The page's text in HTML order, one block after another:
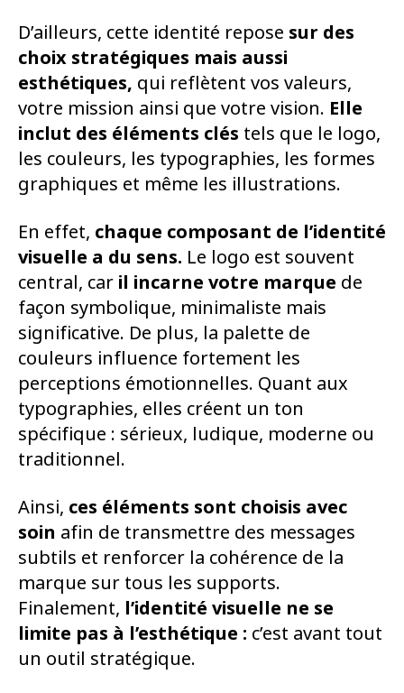
D’ailleurs, cette identité repose sur des
choix stratégiques mais aussi
esthétiques, qui reflètent vos valeurs,
votre mission ainsi que votre vision. Elle
inclut des éléments clés tels que le logo,
les couleurs, les typographies, les formes
graphiques et même les illustrations.
En effet, chaque composant de l’identité
visuelle a du sens. Le logo est souvent
central, car il incarne votre marque de
façon symbolique, minimaliste mais
significative. De plus, la palette de
couleurs influence fortement les
perceptions émotionnelles. Quant aux
typographies, elles créent un ton
spécifique : sérieux, ludique, moderne ou
traditionnel.
Ainsi, ces éléments sont choisis avec
soin afin de transmettre des messages
subtils et renforcer la cohérence de la
marque sur tous les supports.
Finalement, l’identité visuelle ne se
limite pas à l’esthétique : c’est avant tout
un outil stratégique.